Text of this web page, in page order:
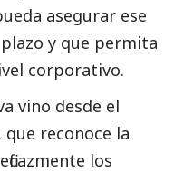
asegurar ese
y que permita
corporativo.
vino desde el
reconoce la
los